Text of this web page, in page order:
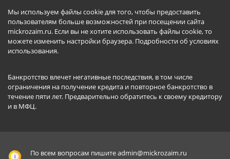
Мы используем файлы cookie для того, чтобы предоставить
пользователям больше возможностей при посещении сайта
mickrozaim.ru. Если вы не хотите использовать файлы cookie, то
можете изменить настройки браузера. Подробности об условиях
использования.
Банкротство влечет негативные последствия, в том числе
ограничения на получение кредита и повторное банкротство в
течение пяти лет. Предварительно обратитесь к своему кредитору
и в МФЦ.
По всем вопросам пишитеadmin@mickrozaim.ru